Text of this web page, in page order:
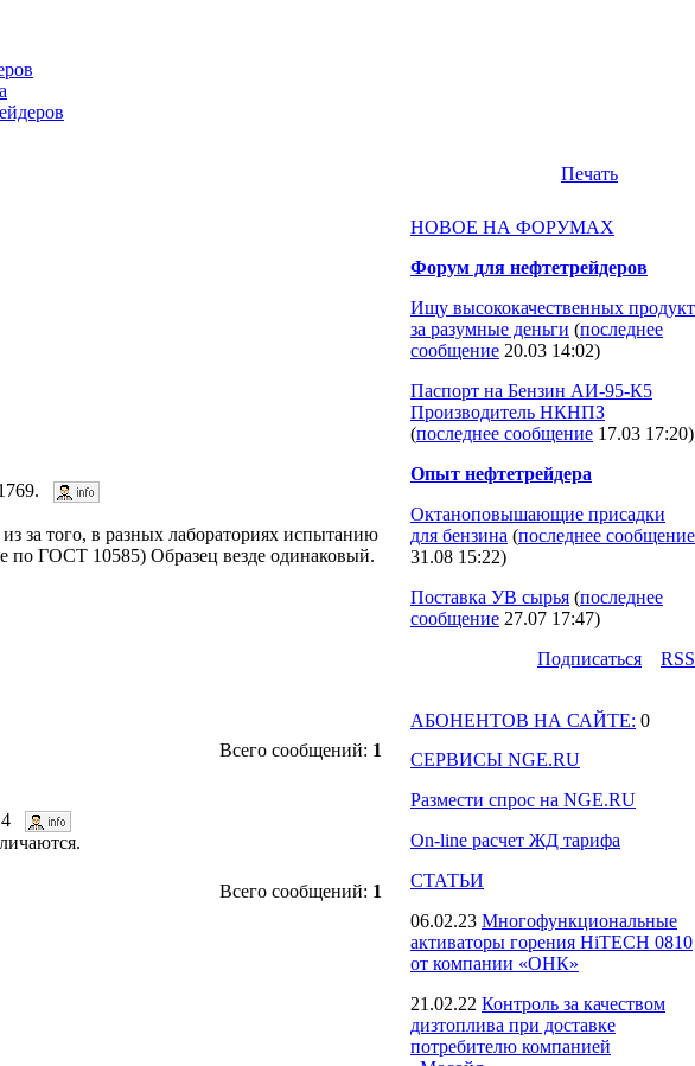
Печать
за того, в разных лабораториях испытанию
ГОСТ 10585) Образец везде одинаковый.
Всего сообщений: 1
Всего сообщений: 1
НОВОЕ НА ФОРУМАХ
Форум для нефтетрейдеров
Ищу высококачественных продукт
за разумные деньги (последнее
сообщение 20.03 14:02)
Паспорт на Бензин АИ-95-К5
Производитель НКНПЗ
(последнее сообщение 17.03 17:20)
Опыт нефтетрейдера
Октаноповышающие присадки
для бензина (последнее сообщение
31.08 15:22)
Поставка УВ сырья (последнее
сообщение 27.07 17:47)
Подпиcаться
RSS
АБОНЕНТОВ НА САЙТЕ: 0
СЕРВИСЫ NGE.RU
Размести спрос на NGE.RU
On-line расчет ЖД тарифа
СТАТЬИ
06.02.23 Многофункциональные
активаторы горения HiTECH 0810
от компании «ОНК»
21.02.22 Контроль за качеством
дизтоплива при доставке
потребителю компанией